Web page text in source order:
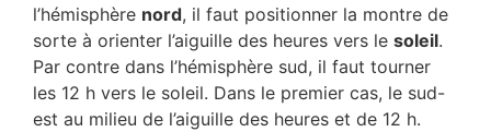
l’hémisphère nord, il faut positionner la montre de
sorte à orienter l’aiguille des heures vers le soleil.
Par contre dans l’hémisphère sud, il faut tourner
les 12 h vers le soleil. Dans le premier cas, le sud-
est au milieu de l’aiguille des heures et de 12 h.